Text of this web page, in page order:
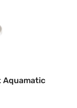
Aquamatic